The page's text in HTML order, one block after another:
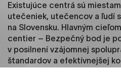
Existujúce centrá sú
utečeniek, utečencov a ľudí
na Slovensku. Hlavným
centier – Bezpečný bod je
v posilnení vzájomnej
štandardov a efektívnejšej
Analytické cookies
stránok pochopiť, ako
používajú, aby mohol
ponúknuť im lepšiu
zbierajú anonymne a nie je
konkrétnou osobou.